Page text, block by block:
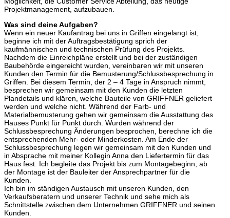
Projektmanagement, aufzubauen.
Was sind deine Aufgaben?
Wenn ein neuer Kaufantrag bei uns in Griffen eingelangt ist,
beginne ich mit der Auftragsbestätigung sprich der
kaufmännischen und technischen Prüfung des Projekts.
Nachdem die Einreichpläne erstellt und bei der zuständigen
Baubehörde eingereicht wurden, vereinbaren wir mit unseren
Kunden den Termin für die Bemusterung/Schlussbesprechung in
Griffen. Bei diesem Termin, der 2 – 4 Tage in Anspruch nimmt,
besprechen wir gemeinsam mit den Kunden die letzten
Plandetails und klären, welche Bauteile von GRIFFNER geliefert
werden und welche nicht. Während der Farb- und
Materialbemusterung gehen wir gemeinsam die Ausstattung des
Hauses Punkt für Punkt durch. Wurden während der
Schlussbesprechung Änderungen besprochen, berechne ich die
entsprechenden Mehr- oder Minderkosten. Am Ende der
Schlussbesprechung legen wir gemeinsam mit den Kunden und
in Absprache mit meiner Kollegin Anna den Liefertermin für das
Haus fest. Ich begleite das Projekt bis zum Montagebeginn, ab
der Montage ist der Bauleiter der Ansprechpartner für die
Kunden.
Ich bin im ständigen Austausch mit unseren Kunden, den
Verkaufsberatern und unserer Technik und sehe mich als
Schnittstelle zwischen dem Unternehmen GRIFFNER und seinen
Kunden.